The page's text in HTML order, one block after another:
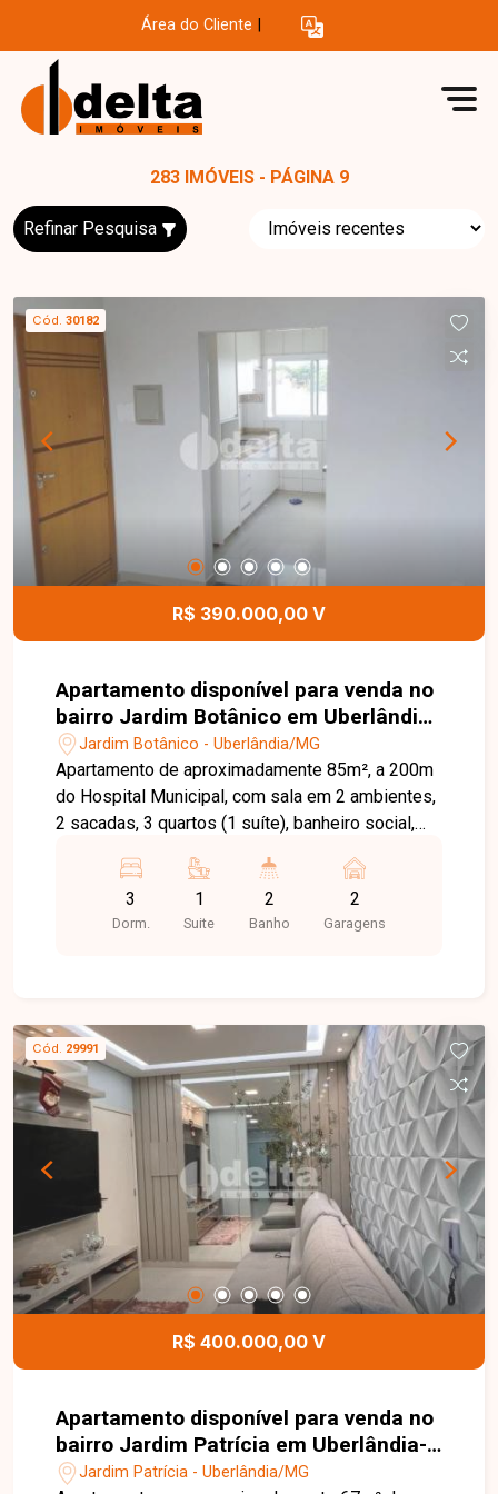
Área do Cliente
283 IMÓVEIS - PÁGINA 9
Refinar Pesquisa
Cód. 30182
R$ 390.000,00 V
Apartamento disponível para venda no
bairro Jardim Botânico em Uberlândia-
MGJardim Botânico - Uberlândia/MG
Apartamento de aproximadamente 85m², a 200m
do Hospital Municipal, com sala em 2 ambientes,
2 sacadas, 3 quartos (1 suíte), banheiro social,
Conta com armários planejados em todos os
ambientes. Agende agora mesmo uma visita e
venha conhecer pessoalmente todos os detalhes
telefone ou WhatsApp no número (34) 3230-9900
ou venha conhecer nosso espaço e conversar
pessoalmente com um consultor que irá te
auxiliar na busca pelo imóvel que você busca.
Temos 3 unidades para te receber, no Centro,
Zona Sul ou Zona Leste: Av. João Naves de Ávila,
257 - Centro Rua Rafael Marino Neto, 135 -
Jardim Karaíba Av. Dr. Laerte Vieira Gonçalves,
607 - Santa Mônica
3
Dorm.
1
Suite
2
Banho
2
Garagens
Cód. 29991
R$ 400.000,00 V
Apartamento disponível para venda no
bairro Jardim Patrícia em Uberlândia-
MGJardim Patrícia - Uberlândia/MG